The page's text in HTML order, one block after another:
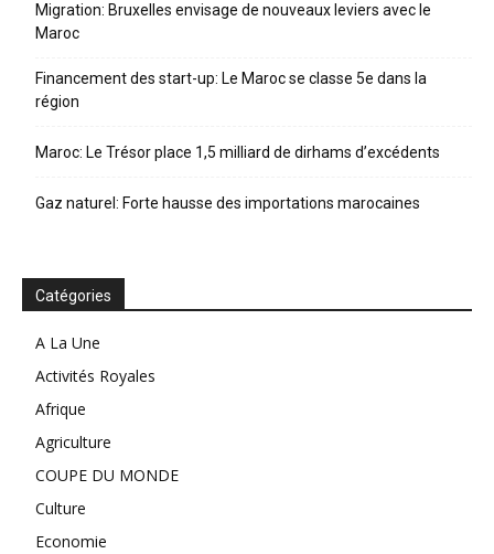
Migration: Bruxelles envisage de nouveaux leviers avec le
Maroc
Financement des start-up: Le Maroc se classe 5e dans la
région
Maroc: Le Trésor place 1,5 milliard de dirhams d’excédents
Gaz naturel: Forte hausse des importations marocaines
Catégories
A La Une
Activités Royales
Afrique
Agriculture
COUPE DU MONDE
Culture
Economie